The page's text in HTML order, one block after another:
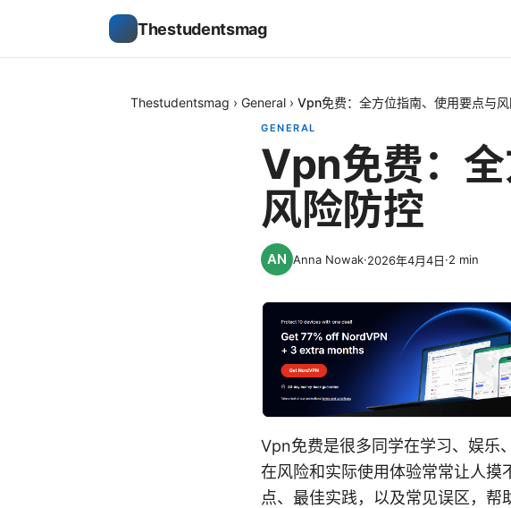
Thestudentsmag
Thestudentsmag › General › Vpn免费：全方位指南、使用要点与
GENERAL
Vpn免费：
风险防控
Anna Nowak·2026年4月4日·2 min
Vpn免费是很多同学在学习、娱乐
在风险和实际使用体验常常让人摸
点、最佳实践，以及常见误区，帮